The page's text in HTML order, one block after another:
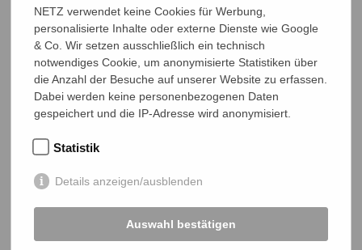
NETZ beim Liebigs Suppenfest 2026
Bangladeschtagung und NETZ-
Mitgliederversammlung 2027
NETZ Partnerschaft für Entwicklung und Gerechtigkeit e.V.
NETZ verwendet keine Cookies für Werbung,
personalisierte Inhalte oder externe Dienste wie Google
& Co. Wir setzen ausschließlich ein technisch
notwendiges Cookie, um anonymisierte Statistiken über
die Anzahl der Besuche auf unserer Website zu erfassen.
Dabei werden keine personenbezogenen Daten
gespeichert und die IP-Adresse wird anonymisiert.
Statistik
Details anzeigen/ausblenden
Auswahl bestätigen